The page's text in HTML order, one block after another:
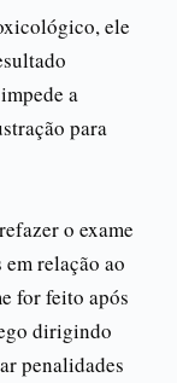
ele
a
para
o exame
relação ao
for feito após
dirigindo
penalidades